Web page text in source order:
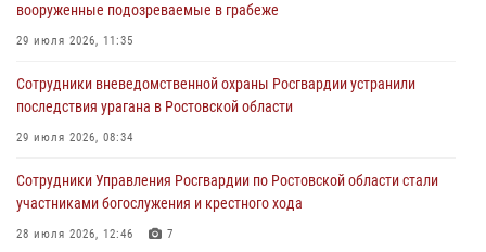
вооруженные подозреваемые в грабеже
29 июля 2026, 11:35
Сотрудники вневедомственной охраны Росгвардии устранили
последствия урагана в Ростовской области
29 июля 2026, 08:34
Сотрудники Управления Росгвардии по Ростовской области стали
участниками богослужения и крестного хода
28 июля 2026, 12:46 7